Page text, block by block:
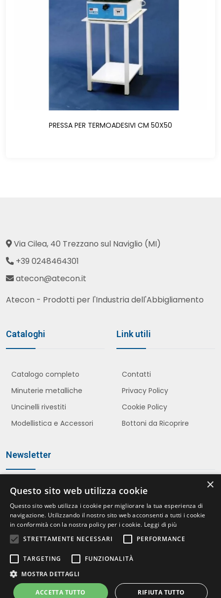
PRESSA PER TERMOADESIVI CM 50X50
Via Cilea, 40 Trezzano sul Naviglio (MI)
+39 0248464301
atecon@atecon.it
Atecon - Prodotti per l'Industria dell'Abbigliamento
Cataloghi
Catalogo completo
Minuterie metalliche
Uncinelli rivestiti
Modellistica e Accessori
Link utili
Contatti
Privacy Policy
Cookie Policy
Bottoni da Ricoprire
Newsletter
Accetto le politiche dellaPrivacy Policy
×
Questo sito web utilizza cookie
Questo sito web utilizza i cookie per migliorare la tua esperienza di
navigazione. Utilizzando il nostro sito web acconsenti a tutti i cookie
in conformità con la nostra policy per i cookie. Leggi di più
STRETTAMENTE NECESSARI
PERFORMANCE
TARGETING
FUNZIONALITÀ
MOSTRA DETTAGLI
ACCETTA TUTTO RIFIUTA TUTTO